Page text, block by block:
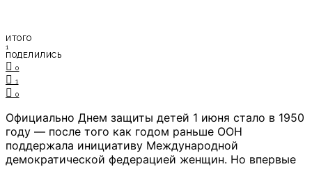
ИТОГО
1
ПОДЕЛИЛИСЬ
0
1
0
Официально Днем защиты детей 1 июня стало в 1950
году — после того как годом раньше ООН
поддержала инициативу Международной
демократической федерацией женщин. Но впервые